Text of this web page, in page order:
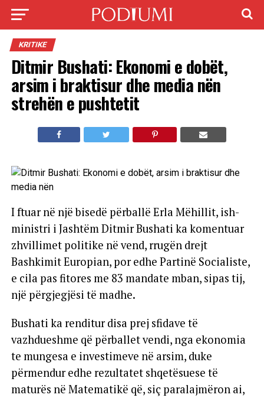
KRITIKE
Ditmir Bushati: Ekonomi e dobët,
arsim i braktisur dhe media nën
strehën e pushtetit
I ftuar në një bisedë përballë Erla Mëhillit, ish-
ministri i Jashtëm Ditmir Bushati ka komentuar
zhvillimet politike në vend, rrugën drejt
Bashkimit Europian, por edhe Partinë Socialiste,
e cila pas fitores me 83 mandate mban, sipas tij,
një përgjegjësi të madhe.
Bushati ka renditur disa prej sfidave të
vazhdueshme që përballet vendi, nga ekonomia
te mungesa e investimeve në arsim, duke
përmendur edhe rezultatet shqetësuese të
maturës në Matematikë që, siç paralajmëron ai,